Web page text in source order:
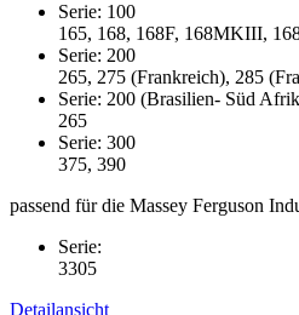
Serie: 100
165, 168, 168F, 168MKIII,
Serie: 200
265, 275 (Frankreich), 285
Serie: 200 (Brasilien- Süd
265
Serie: 300
375, 390
passend für die Massey Ferguson
Serie:
3305
Detailansicht